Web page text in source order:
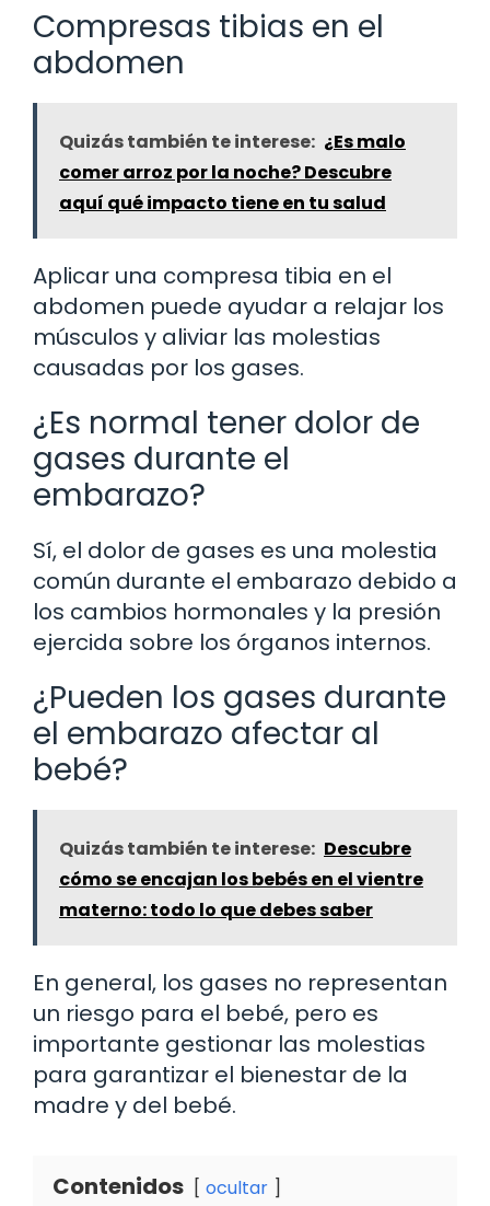
Compresas tibias en el
abdomen
Quizás también te interese: ¿Es malo
comer arroz por la noche? Descubre
aquí qué impacto tiene en tu salud
Aplicar una compresa tibia en el
abdomen puede ayudar a relajar los
músculos y aliviar las molestias
causadas por los gases.
¿Es normal tener dolor de
gases durante el
embarazo?
Sí, el dolor de gases es una molestia
común durante el embarazo debido a
los cambios hormonales y la presión
ejercida sobre los órganos internos.
¿Pueden los gases durante
el embarazo afectar al
bebé?
Quizás también te interese: Descubre
cómo se encajan los bebés en el vientre
materno: todo lo que debes saber
En general, los gases no representan
un riesgo para el bebé, pero es
importante gestionar las molestias
para garantizar el bienestar de la
madre y del bebé.
Contenidos ocultar